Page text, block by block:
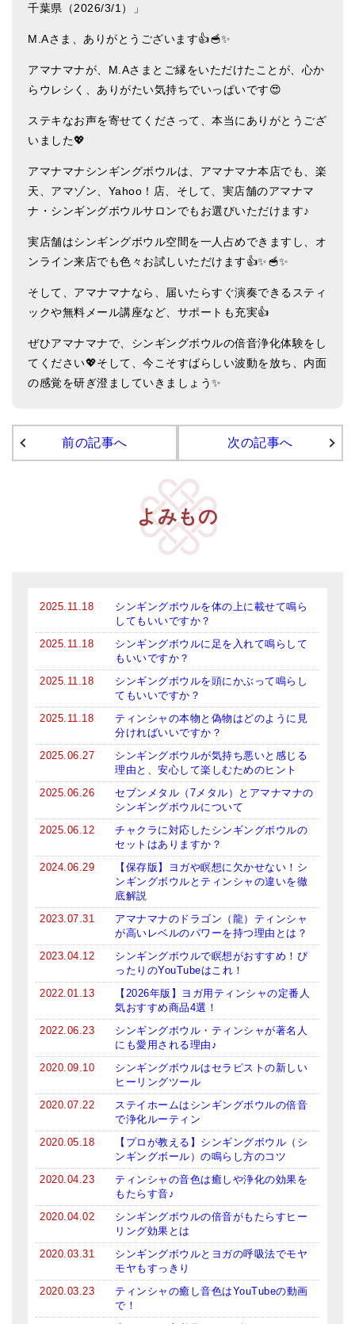
シンギングボウル講座
初級講座
倍音呼吸法レッスン
上級講座
ビギナー講師・養成講座
アマナマナとは
About Us
メールお便り登録
LINEお友だち登録
ブログ
千葉県（2026/3/1）」
M.Aさま、ありがとうございます👍🥣✨
アマナマナが、M.Aさまとご縁をいただけたことが、心か
らウレシく、ありがたい気持ちでいっぱいです😍
ステキなお声を寄せてくださって、本当にありがとうござ
いました💖
アマナマナシンギングボウルは、アマナマナ本店でも、楽
天、アマゾン、Yahoo！店、そして、実店舗のアマナマ
ナ・シンギングボウルサロンでもお選びいただけます♪
実店舗はシンギングボウル空間を一人占めできますし、オ
ンライン来店でも色々お試しいただけます👍✨🥣✨
そして、アマナマナなら、届いたらすぐ演奏できるスティ
ックや無料メール講座など、サポートも充実👍
ぜひアマナマナで、シンギングボウルの倍音浄化体験をし
てください💖そして、今こそすばらしい波動を放ち、内面
の感覚を研ぎ澄ましていきましょう✨
前の記事へ 次の記事へ
よみもの
2025.11.18
シンギングボウルを体の上に載せて鳴ら
してもいいですか？
2025.11.18
シンギングボウルに足を入れて鳴らして
もいいですか？
2025.11.18
シンギングボウルを頭にかぶって鳴らし
てもいいですか？
2025.11.18
ティンシャの本物と偽物はどのように見
分ければいいですか？
2025.06.27
シンギングボウルが気持ち悪いと感じる
理由と、安心して楽しむためのヒント
2025.06.26
セブンメタル（7メタル）とアマナマナの
シンギングボウルについて
2025.06.12
チャクラに対応したシンギングボウルの
セットはありますか？
2024.06.29
【保存版】ヨガや瞑想に欠かせない！シ
ンギングボウルとティンシャの違いを徹
底解説
2023.07.31
アマナマナのドラゴン（龍）ティンシャ
が高いレベルのパワーを持つ理由とは？
2023.04.12
シンギングボウルで瞑想がおすすめ！ぴ
ったりのYouTubeはこれ！
2022.01.13
【2026年版】ヨガ用ティンシャの定番人
気おすすめ商品4選！
2022.06.23
シンギングボウル・ティンシャが著名人
にも愛用される理由♪
2020.09.10
シンギングボウルはセラピストの新しい
ヒーリングツール
2020.07.22
ステイホームはシンギングボウルの倍音
で浄化ルーティン
2020.05.18
【プロが教える】シンギングボウル（シ
ンギングボール）の鳴らし方のコツ
2020.04.23
ティンシャの音色は癒しや浄化の効果を
もたらす音♪
2020.04.02
シンギングボウルの倍音がもたらすヒー
リング効果とは
2020.03.31
シンギングボウルとヨガの呼吸法でモヤ
モヤもすっきり
2020.03.23
ティンシャの癒し音色はYouTubeの動画
で！